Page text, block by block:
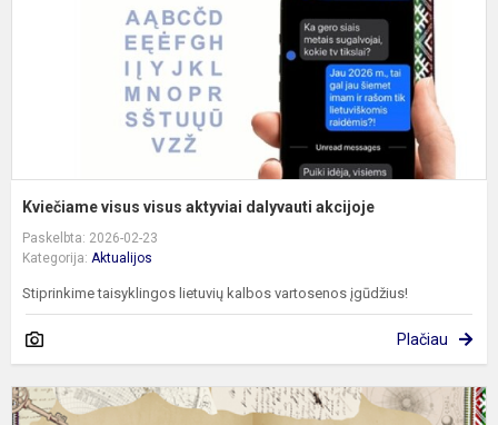
Kviečiame visus visus aktyviai dalyvauti akcijoje
Paskelbta: 2026-02-23
Kategorija: Aktualijos
Stiprinkime taisyklingos lietuvių kalbos vartosenos įgūdžius!
Plačiau